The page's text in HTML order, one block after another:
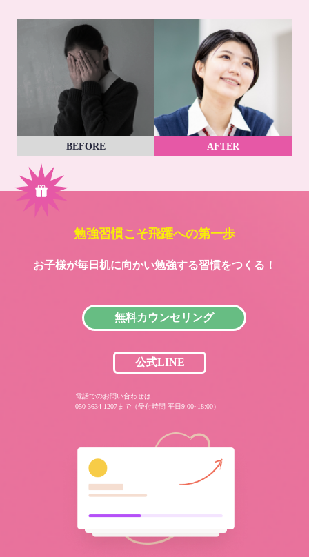
BEFORE AFTER
勉強習慣こそ飛躍への第一歩
お子様が毎日机に向かい勉強する習慣をつくる！
無料カウンセリング
公式LINE
電話でのお問い合わせは
050-3634-1207まで（受付時間 平日9:00~18:00）